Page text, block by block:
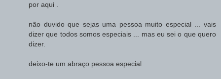
por aqui .
não duvido que sejas uma pessoa muito especial ... vais
dizer que todos somos especiais ... mas eu sei o que quero
dizer.
deixo-te um abraço pessoa especial